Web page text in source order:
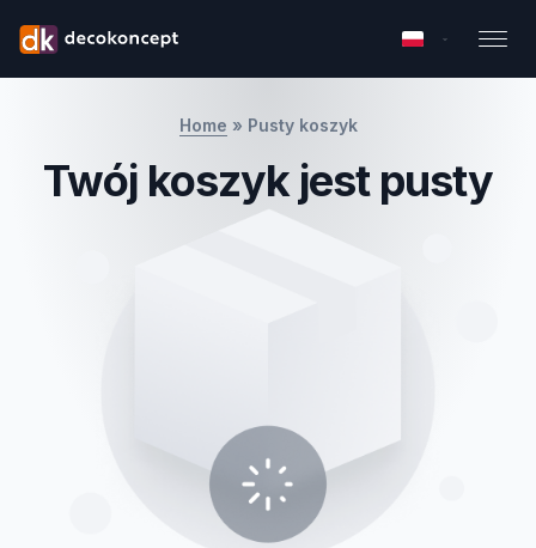
Home » Pusty koszyk
Twój koszyk jest pusty